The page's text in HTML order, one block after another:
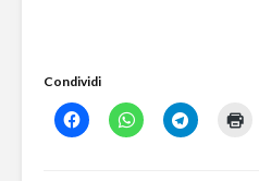
Condividi